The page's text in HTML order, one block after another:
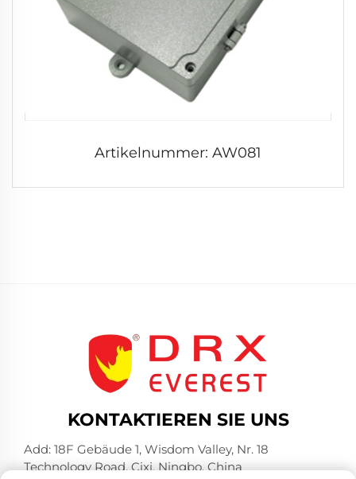
Artikelnummer: AW081
KONTAKTIEREN SIE UNS
Add: 18F Gebäude 1, Wisdom Valley, Nr. 18
Technology Road, Cixi, Ningbo, China